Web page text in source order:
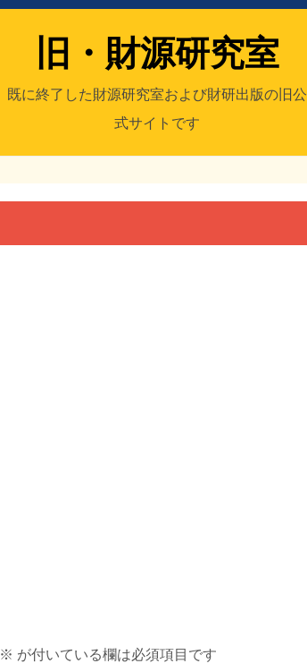
旧・財源研究室
既に終了した財源研究室および財研出版の旧公
式サイトです
※ が付いている欄は必須項目です